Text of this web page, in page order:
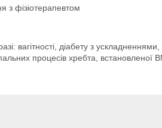
з фізіотерапевтом
вагітності, діабету з
процесів хребта,